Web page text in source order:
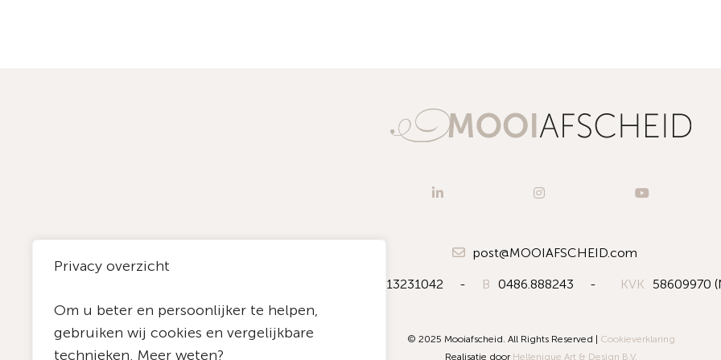
Privacy overzicht
Om u beter en persoonlijker te helpen,
gebruiken wij cookies en vergelijkbare
technieken. Meer weten?
post@MOOIAFSCHEID.com
06.13231042 - B 0486.888243 - KVK 58609970
© 2025 Mooiafscheid. All Rights Reserved |
Cookieverklaring
Realisatie door Hellenique Art & Design B.V.